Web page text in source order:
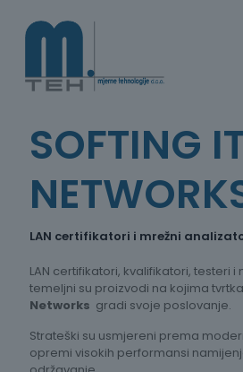
SOFTING
LAN certifikatori i mrežni
LAN certifikatori, kvalifikatori, testeri
temeljni su proizvodi na kojima tvrtka
Networks gradi svoje poslovanje.
Strateški su usmjereni prema
opremi visokih performansi